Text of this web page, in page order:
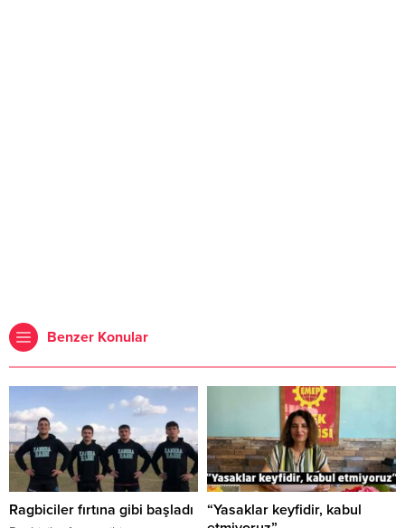
Benzer Konular
Ragbiciler fırtına gibi başladı
“Yasaklar keyfidir, kabul